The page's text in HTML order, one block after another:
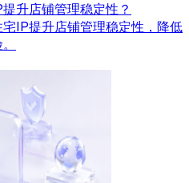
升店铺管理稳定性？
IP提升店铺管理稳定性，降低